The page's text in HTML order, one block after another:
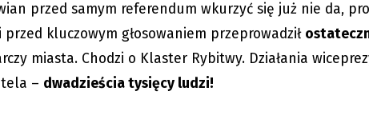
przed samym referendum wkurzyć się już nie da,
kluczowym głosowaniem przeprowadził
miasta. Chodzi o Klaster Rybitwy. Działania
– dwadzieścia tysięcy ludzi!